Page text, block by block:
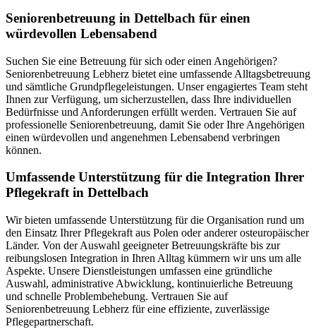
Senioren­betreuung in Dettelbach für einen
würdevollen Lebensabend
Suchen Sie eine Betreuung für sich oder einen Angehörigen?
Seniorenbetreuung Lebherz bietet eine umfassende Alltagsbetreuung
und sämtliche Grundpflegeleistungen. Unser engagiertes Team steht
Ihnen zur Verfügung, um sicherzustellen, dass Ihre individuellen
Bedürfnisse und Anforderungen erfüllt werden. Vertrauen Sie auf
professionelle Seniorenbetreuung, damit Sie oder Ihre Angehörigen
einen würdevollen und angenehmen Lebensabend verbringen
können.
Umfassende Unterstützung für die Integration Ihrer
Pflegekraft in Dettelbach
Wir bieten umfassende Unterstützung für die Organisation rund um
den Einsatz Ihrer Pflegekraft aus Polen oder anderer osteuropäischer
Länder. Von der Auswahl geeigneter Betreuungskräfte bis zur
reibungslosen Integration in Ihren Alltag kümmern wir uns um alle
Aspekte. Unsere Dienstleistungen umfassen eine gründliche
Auswahl, administrative Abwicklung, kontinuierliche Betreuung
und schnelle Problembehebung. Vertrauen Sie auf
Seniorenbetreuung Lebherz für eine effiziente, zuverlässige
Pflegepartnerschaft.